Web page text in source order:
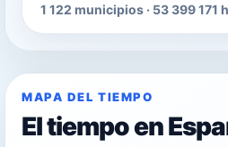
1 122 municipios · 53 399 171
MAPA DEL TIEMPO
El tiempo en